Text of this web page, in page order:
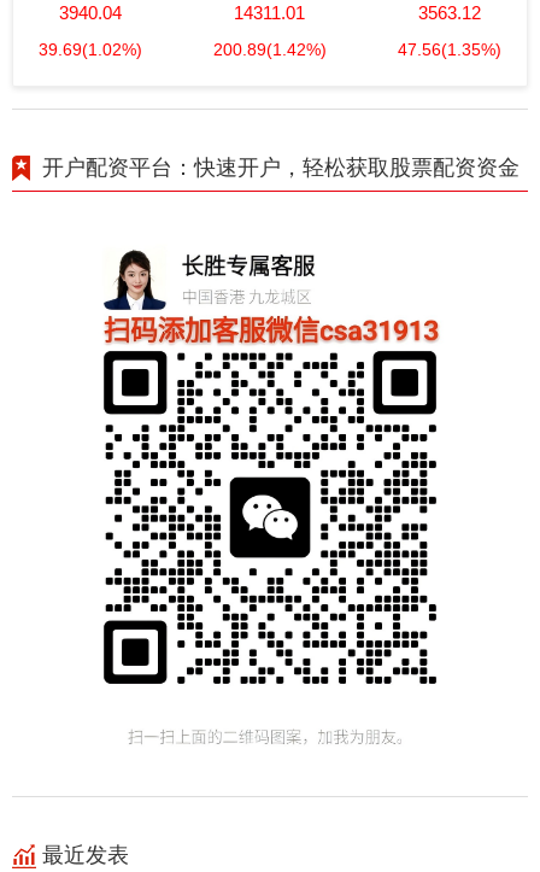
3940.04
39.69(1.02%)
14311.01
200.89(1.42%)
3563.12
47.56(1.35%)
开户配资平台：快速开户，轻松获取股票配资资金
最近发表